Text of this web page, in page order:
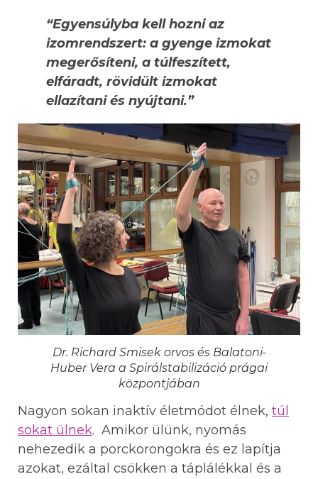
“Egyensúlyba kell hozni az
izomrendszert: a gyenge izmokat
megerősíteni, a túlfeszített,
elfáradt, rövidült izmokat
ellazítani és nyújtani.”
Dr. Richard Smisek orvos és Balatoni-
Huber Vera a Spirálstabilizáció prágai
központjában
Nagyon sokan inaktív életmódot élnek, túl
sokat ülnek. Amikor ülünk, nyomás
nehezedik a porckorongokra és ez lapítja
azokat, ezáltal csökken a táplálékkal és a